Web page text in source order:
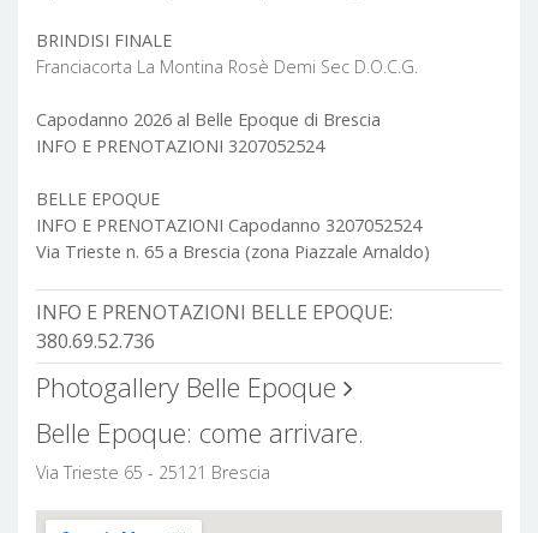
BRINDISI FINALE
Franciacorta La Montina Rosè Demi Sec D.O.C.G.
Capodanno 2026 al Belle Epoque di Brescia
INFO E PRENOTAZIONI 3207052524
BELLE EPOQUE
INFO E PRENOTAZIONI Capodanno 3207052524
Via Trieste n. 65 a Brescia (zona Piazzale Arnaldo)
INFO E PRENOTAZIONI BELLE EPOQUE:
380.69.52.736
Photogallery Belle Epoque
Belle Epoque: come arrivare.
Via Trieste 65 - 25121 Brescia